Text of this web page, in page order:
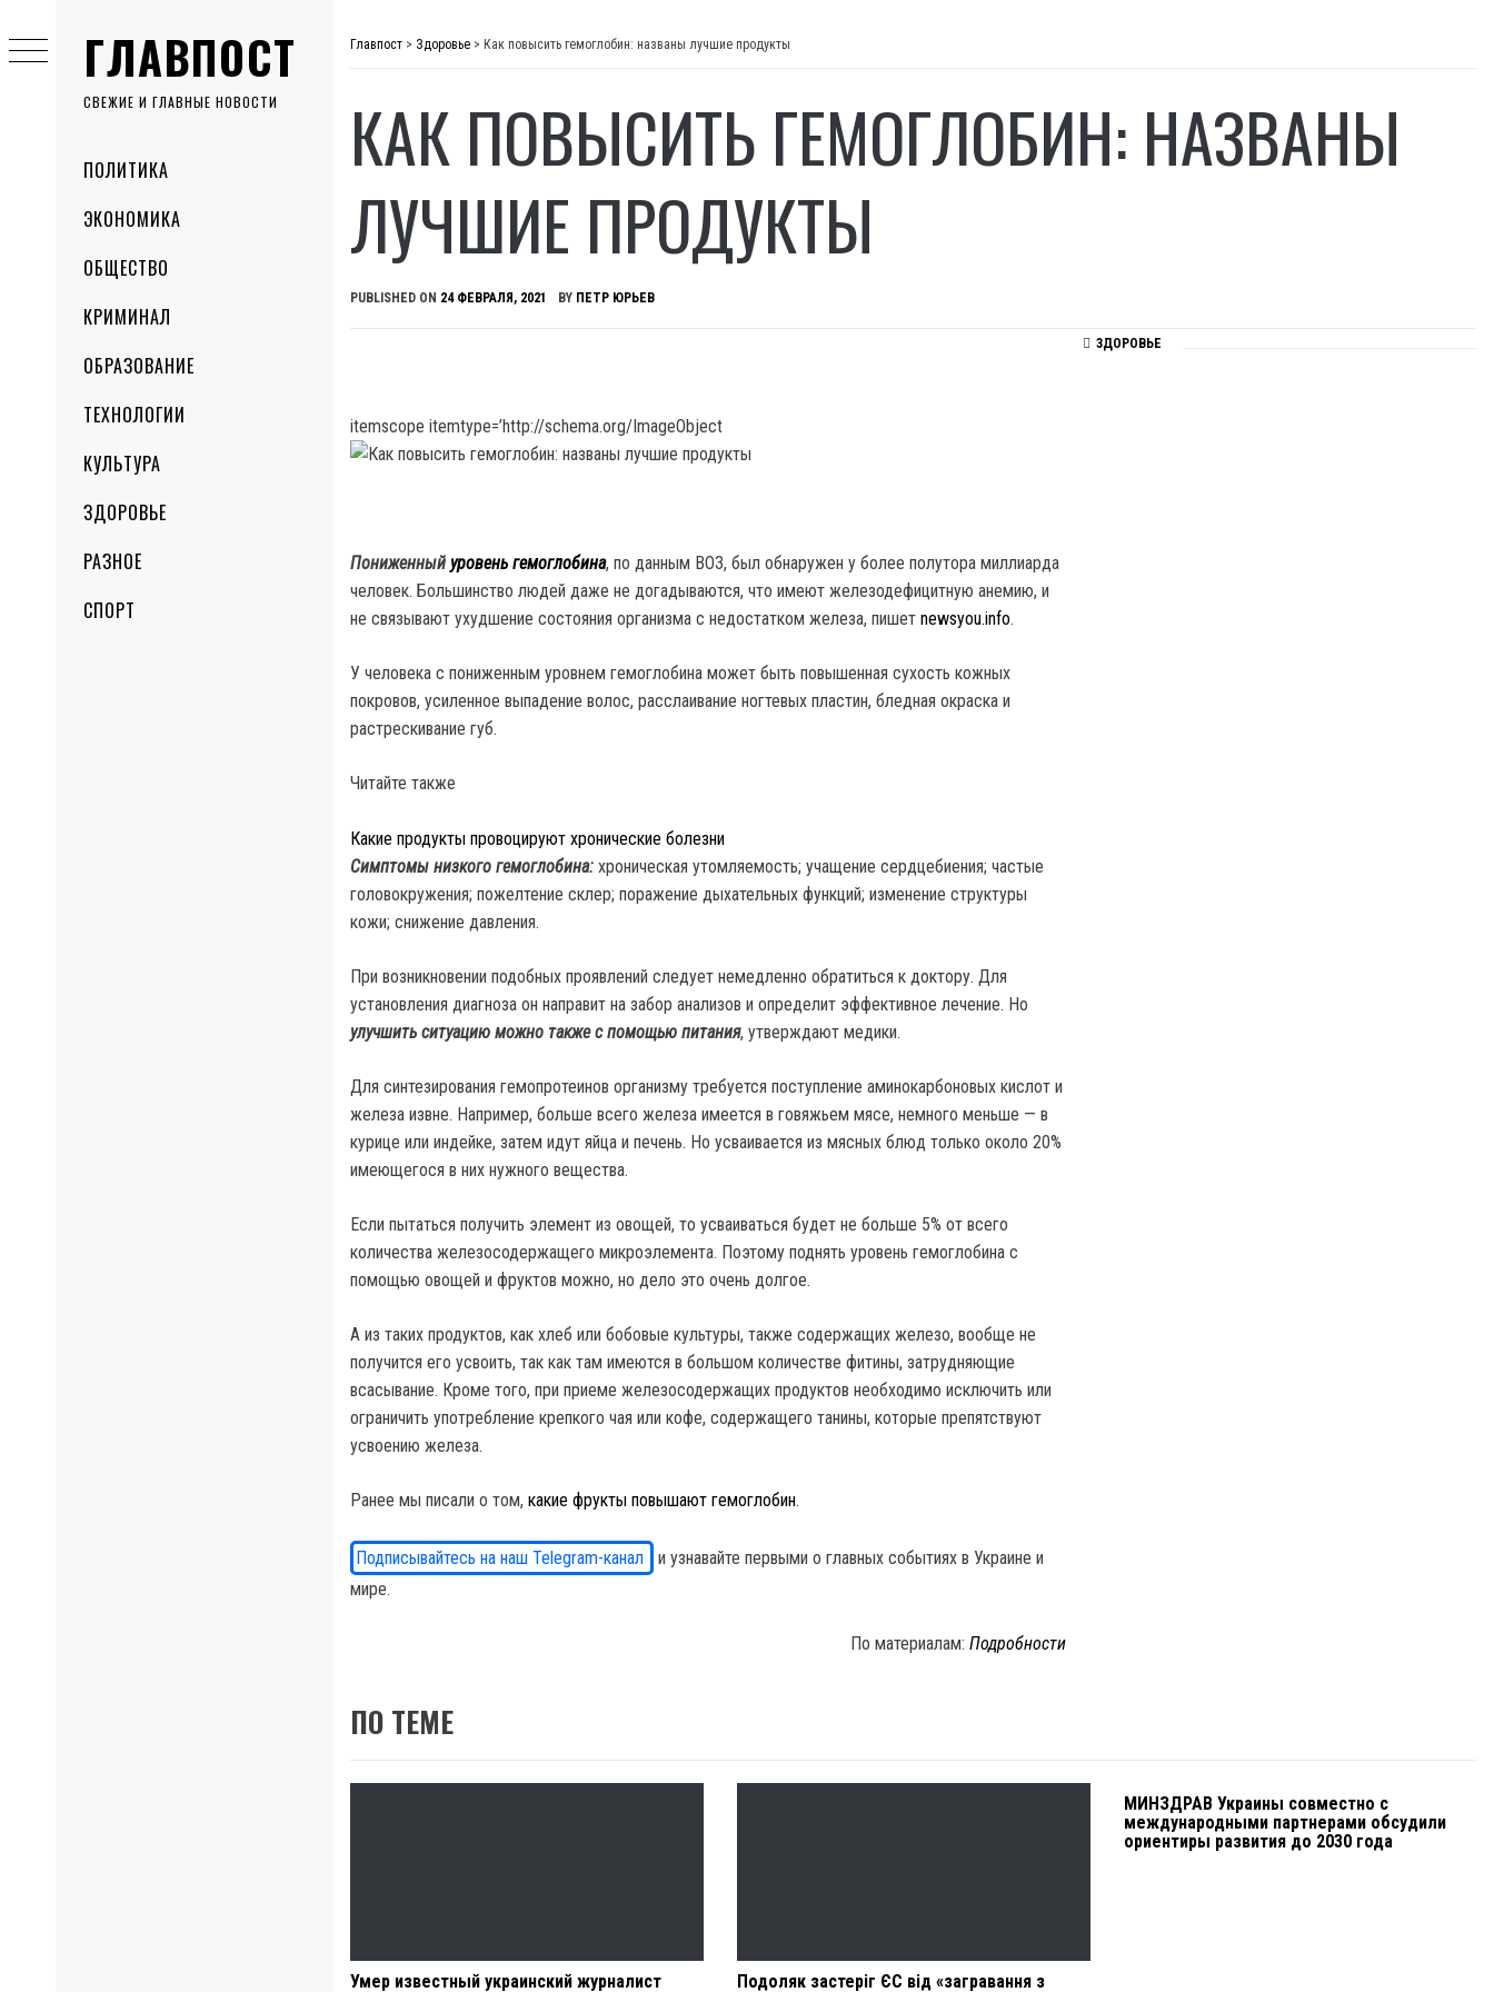
ГЛАВПОСТ
СВЕЖИЕ И ГЛАВНЫЕ НОВОСТИ
MenuПОЛИТИКА
ЭКОНОМИКА
ОБЩЕСТВО
КРИМИНАЛ
ОБРАЗОВАНИЕ
ТЕХНОЛОГИИ
КУЛЬТУРА
ЗДОРОВЬЕ
РАЗНОЕ
СПОРТ
to
content
Главпост > Здоровье > Как повысить гемоглобин: названы лучшие продукты
КАК ПОВЫСИТЬ ГЕМОГЛОБИН: НАЗВАНЫ
ЛУЧШИЕ ПРОДУКТЫ
PUBLISHED ON 24 ФЕВРАЛЯ, 2021 BY ПЕТР ЮРЬЕВ
itemscope itemtype=’http://schema.org/ImageObject
Пониженный уровень гемоглобина, по данным ВОЗ, был обнаружен у более полутора миллиарда
человек. Большинство людей даже не догадываются, что имеют железодефицитную анемию, и
не связывают ухудшение состояния организма с недостатком железа, пишет newsyou.info.
У человека с пониженным уровнем гемоглобина может быть повышенная сухость кожных
покровов, усиленное выпадение волос, расслаивание ногтевых пластин, бледная окраска и
растрескивание губ.
Читайте также
Какие продукты провоцируют хронические болезни
Симптомы низкого гемоглобина: хроническая утомляемость; учащение сердцебиения; частые
головокружения; пожелтение склер; поражение дыхательных функций; изменение структуры
кожи; снижение давления.
При возникновении подобных проявлений следует немедленно обратиться к доктору. Для
установления диагноза он направит на забор анализов и определит эффективное лечение. Но
улучшить ситуацию можно также с помощью питания, утверждают медики.
Для синтезирования гемопротеинов организму требуется поступление аминокарбоновых кислот и
железа извне. Например, больше всего железа имеется в говяжьем мясе, немного меньше — в
курице или индейке, затем идут яйца и печень. Но усваивается из мясных блюд только около 20%
имеющегося в них нужного вещества.
Если пытаться получить элемент из овощей, то усваиваться будет не больше 5% от всего
количества железосодержащего микроэлемента. Поэтому поднять уровень гемоглобина с
помощью овощей и фруктов можно, но дело это очень долгое.
А из таких продуктов, как хлеб или бобовые культуры, также содержащих железо, вообще не
получится его усвоить, так как там имеются в большом количестве фитины, затрудняющие
всасывание. Кроме того, при приеме железосодержащих продуктов необходимо исключить или
ограничить употребление крепкого чая или кофе, содержащего танины, которые препятствуют
усвоению железа.
Ранее мы писали о том, какие фрукты повышают гемоглобин.
Подписывайтесь на наш Telegram-канал
и узнавайте первыми о главных событиях в Украине и
мире.
По материалам:Подробности
ЗДОРОВЬЕ
ПО ТЕМЕ
Умер известный украинский журналист
Подоляк застеріг ЄС від «загравання з
МИНЗДРАВ Украины совместно с
международными партнерами обсудили
ориентиры развития до 2030 года